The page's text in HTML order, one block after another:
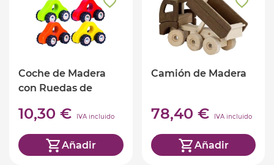
Coche de Madera
con Ruedas de
10,30 € IVA incluido
Añadir
Camión de Madera
78,40 € IVA incluido
Añadir